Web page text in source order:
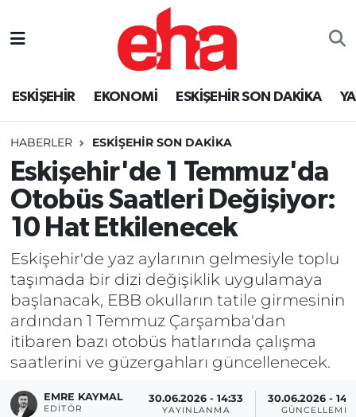
ESKİŞEHİR EKONOMİ ESKİŞEHİR SON DAKİKA
HABERLER ESKİŞEHİR SON DAKİKA
Eskişehir'de 1 Temmuz'da
Otobüs Saatleri Değişiyor:
10 Hat Etkilenecek
Eskişehir'de yaz aylarının gelmesiyle toplu
taşımada bir dizi değişiklik uygulamaya
başlanacak, EBB okulların tatile girmesinin
ardından 1 Temmuz Çarşamba'dan
itibaren bazı otobüs hatlarında çalışma
saatlerini ve güzergahları güncellenecek.
EMRE KAYMAL
EDITÖR
30.06.2026 - 14:33
YAYINLANMA
30.06.2026 -
GÜNCELLEME